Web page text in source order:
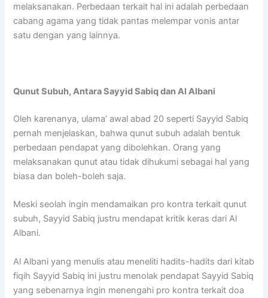
melaksanakan. Perbedaan terkait hal ini adalah perbedaan
cabang agama yang tidak pantas melempar vonis antar
satu dengan yang lainnya.
Qunut Subuh, Antara Sayyid Sabiq dan Al Albani
Oleh karenanya, ulama’ awal abad 20 seperti Sayyid Sabiq
pernah menjelaskan, bahwa qunut subuh adalah bentuk
perbedaan pendapat yang dibolehkan. Orang yang
melaksanakan qunut atau tidak dihukumi sebagai hal yang
biasa dan boleh-boleh saja.
Meski seolah ingin mendamaikan pro kontra terkait qunut
subuh, Sayyid Sabiq justru mendapat kritik keras dari Al
Albani.
Al Albani yang menulis atau meneliti hadits-hadits dari kitab
fiqih Sayyid Sabiq ini justru menolak pendapat Sayyid Sabiq
yang sebenarnya ingin menengahi pro kontra terkait doa